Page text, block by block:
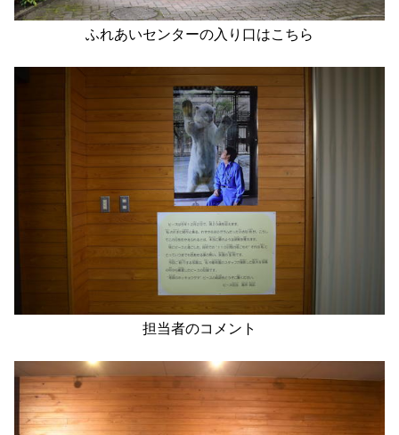
ふれあいセンターの入り口はこちら
担当者のコメント